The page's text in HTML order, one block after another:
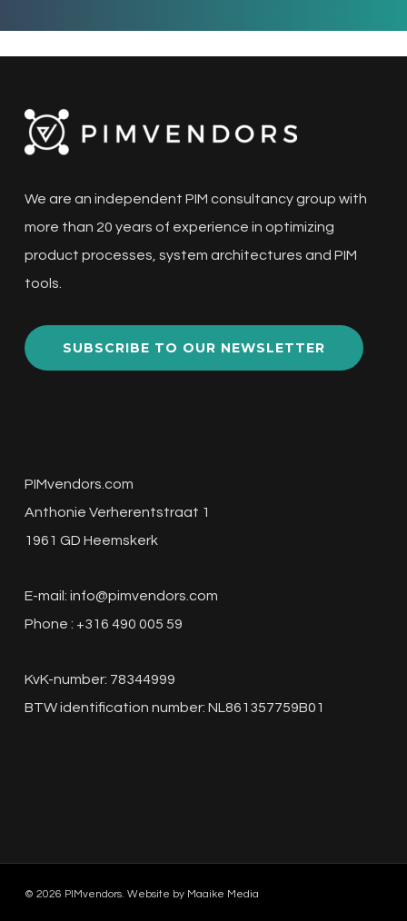
We are an independent PIM consultancy group with
more than 20 years of experience in optimizing
product processes, system architectures and PIM
tools.
SUBSCRIBE TO OUR NEWSLETTER
PIMvendors.com
Anthonie Verherentstraat 1
1961 GD Heemskerk
E-mail: info@pimvendors.com
Phone : +316 490 005 59
KvK-number: 78344999
BTW identification number: NL861357759B01
© 2026 PIMvendors. Website by Maaike Media